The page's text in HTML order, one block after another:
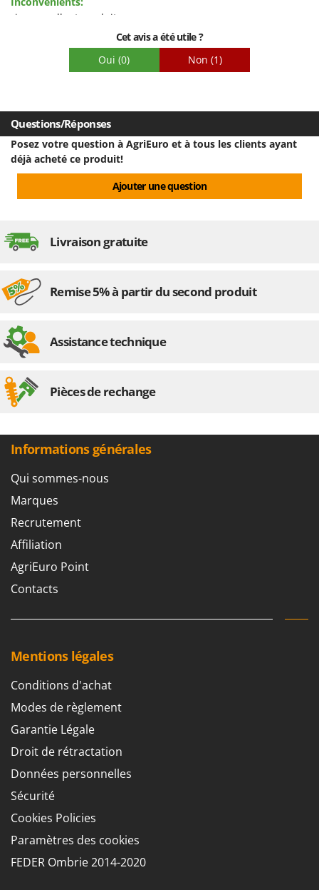
Emballage
rien, excellent produit
Cet avis a été utile ?
Oui (0) Non (1)
Questions/Réponses
Posez votre question à AgriEuro et à tous les clients ayant
déjà acheté ce produit!
Ajouter une question
Livraison gratuite
Remise 5% à partir du second produit
Assistance technique
Pièces de rechange
Informations générales
Qui sommes-nous
Marques
Recrutement
Affiliation
AgriEuro Point
Contacts
Mentions légales
Conditions d'achat
Modes de règlement
Garantie Légale
Droit de rétractation
Données personnelles
Sécurité
Cookies Policies
Paramètres des cookies
FEDER Ombrie 2014-2020